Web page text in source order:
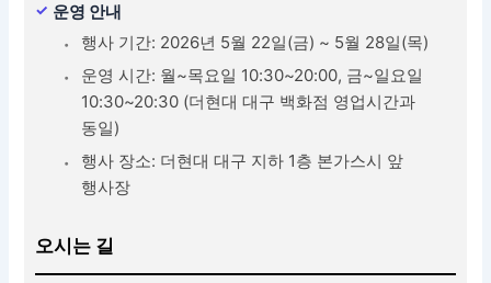
운영 안내
행사 기간: 2026년 5월 22일(금) ~ 5월 28일(목)
운영 시간: 월~목요일 10:30~20:00, 금~일요일
10:30~20:30 (더현대 대구 백화점 영업시간과
동일)
행사 장소: 더현대 대구 지하 1층 본가스시 앞
행사장
오시는 길